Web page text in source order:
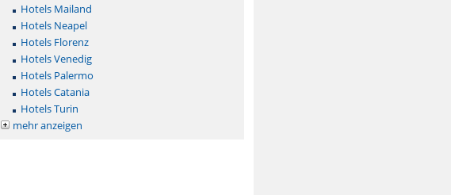
Hotels Mailand
Hotels Neapel
Hotels Florenz
Hotels Venedig
Hotels Palermo
Hotels Catania
Hotels Turin
mehr anzeigen